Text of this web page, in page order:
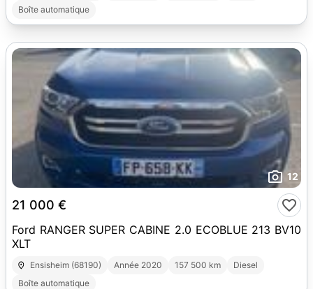
Boîte automatique
12
21 000 €
Ford RANGER SUPER CABINE 2.0 ECOBLUE 213 BV10
XLT
Ensisheim (68190) Année 2020 157 500 km
Diesel
Boîte automatique